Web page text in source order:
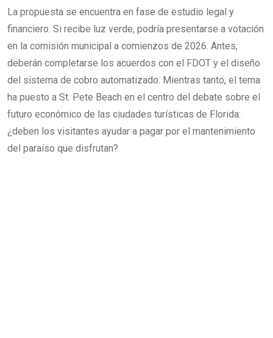
La propuesta se encuentra en fase de estudio legal y
financiero. Si recibe luz verde, podría presentarse a votación
en la comisión municipal a comienzos de 2026. Antes,
deberán completarse los acuerdos con el FDOT y el diseño
del sistema de cobro automatizado. Mientras tanto, el tema
ha puesto a St. Pete Beach en el centro del debate sobre el
futuro económico de las ciudades turísticas de Florida:
¿deben los visitantes ayudar a pagar por el mantenimiento
del paraíso que disfrutan?